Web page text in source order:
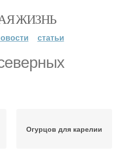
ЖИЗНЬ
статьи
Огурцов для карелии